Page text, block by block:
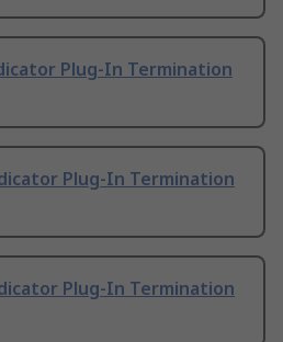
Plug-In Termination
Plug-In Termination
Plug-In Termination